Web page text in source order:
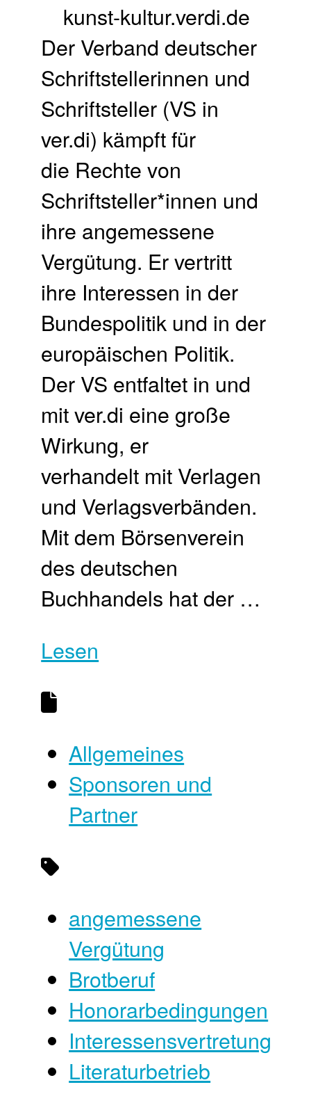
kunst-kultur.verdi.de
Der Verband deutscher
Schriftstellerinnen und
Schriftsteller (VS in
ver.di) kämpft für
die Rechte von
Schriftsteller*innen und
ihre angemessene
Vergütung. Er vertritt
ihre Interessen in der
Bundespolitik und in der
europäischen Politik.
Der VS entfaltet in und
mit ver.di eine große
Wirkung, er
verhandelt mit Verlagen
und Verlagsverbänden.
Mit dem Börsenverein
des deutschen
Buchhandels hat der …
Lesen
Allgemeines
Sponsoren und
Partner
angemessene
Vergütung
Brotberuf
Honorarbedingungen
Interessensvertretung
Literaturbetrieb